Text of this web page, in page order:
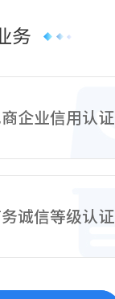
务
商企业信用认证
诚信等级认证